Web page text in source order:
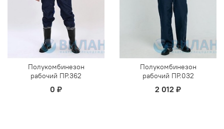
Полукомбинезон
рабочий ПР.362
0 ₽
Полукомбинезон
рабочий ПР.032
2 012 ₽